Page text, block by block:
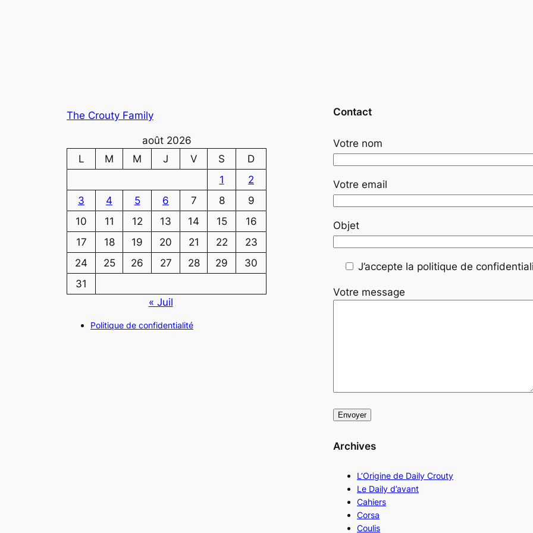
The Crouty Family
août 2026
L
M M J V S
D
1
2
3
4 5 6 7 8
9
10
11 12 13 14 15
16
17
18 19 20 21 22
23
24
25 26 27 28 29
30
31
« Juil
Politique de confidentialité
Contact
Votre nom
Votre email
Objet
J’accepte la politique de
Votre message
Archives
L’Origine de Daily Crouty
Le Daily d’avant
Cahiers
Corsa
Coulis